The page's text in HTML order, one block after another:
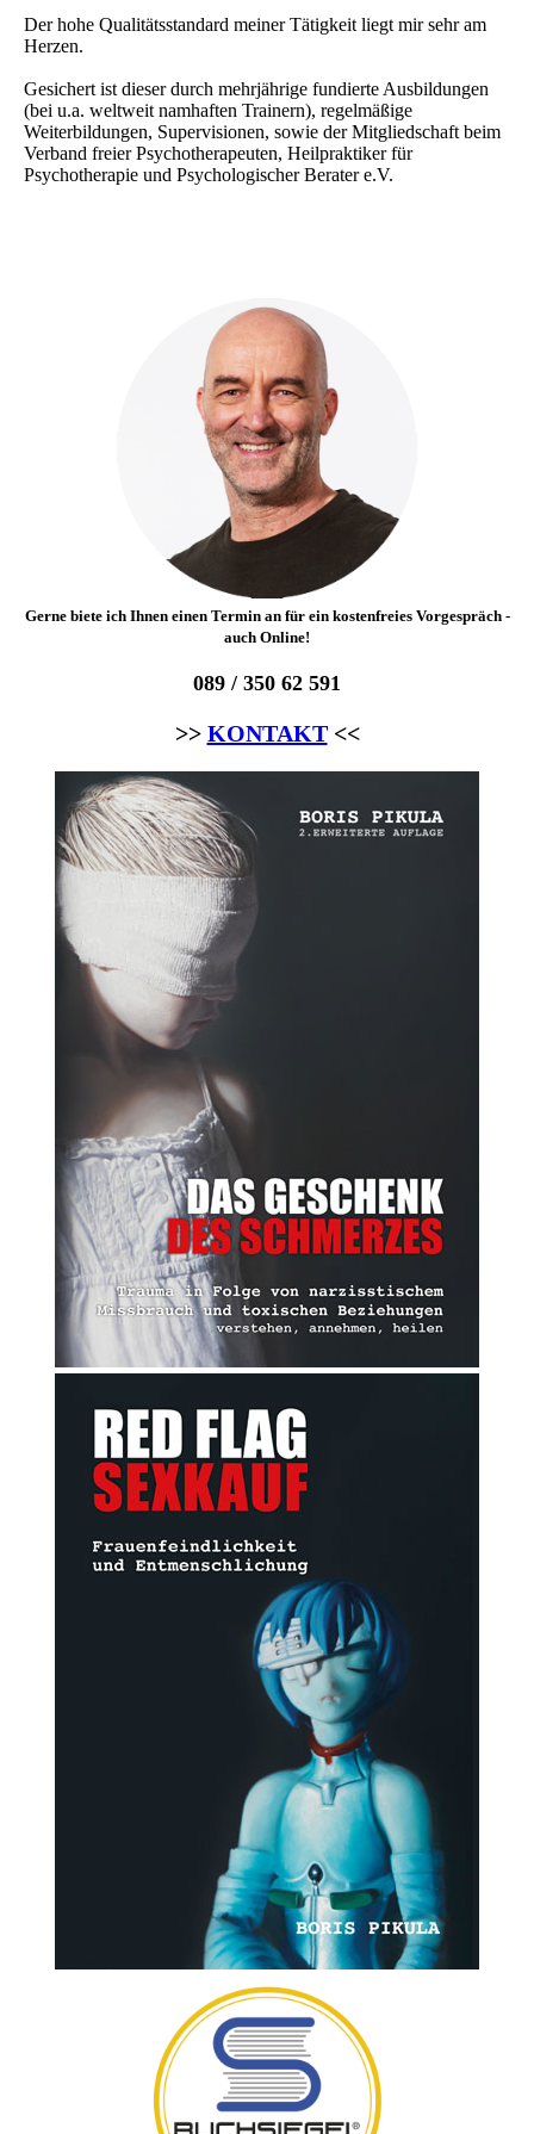
Der hohe Qualitätsstandard meiner Tätigkeit liegt mir sehr am
Herzen.
Gesichert ist dieser durch mehrjährige fundierte Ausbildungen
(bei u.a. weltweit namhaften Trainern), regelmäßige
Weiterbildungen, Supervisionen, sowie der Mitgliedschaft beim
Verband freier Psychotherapeuten, Heilpraktiker für
Psychotherapie und Psychologischer Berater e.V.
Gerne biete ich Ihnen einen Termin an für ein kostenfreies Vorgespräch -
auch Online!
089 / 350 62 591
>> KONTAKT<<